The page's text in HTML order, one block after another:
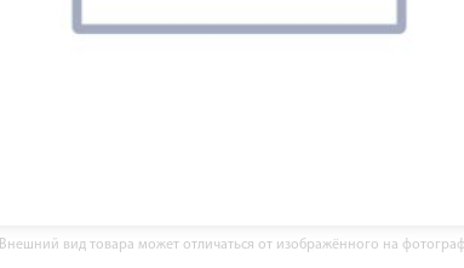
Внешний вид товара может отличаться от изображённого на